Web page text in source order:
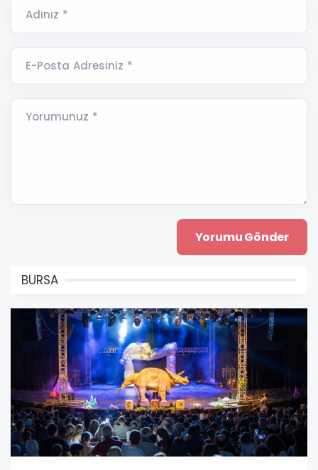
Adınız *
E-Posta Adresiniz *
Yorumunuz *
BURSA